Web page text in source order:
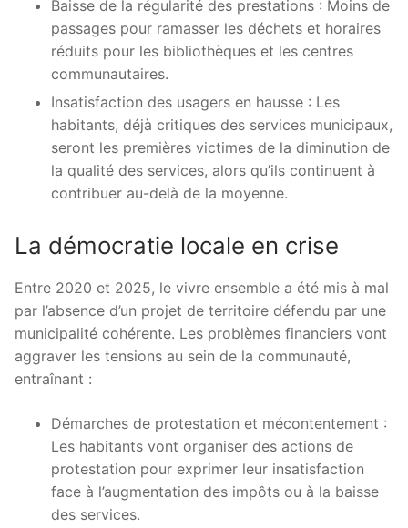
Baisse de la régularité des prestations : Moins de
passages pour ramasser les déchets et horaires
réduits pour les bibliothèques et les centres
communautaires.
Insatisfaction des usagers en hausse : Les
habitants, déjà critiques des services municipaux,
seront les premières victimes de la diminution de
la qualité des services, alors qu’ils continuent à
contribuer au-delà de la moyenne.
La démocratie locale en crise
Entre 2020 et 2025, le vivre ensemble a été mis à mal
par l’absence d’un projet de territoire défendu par une
municipalité cohérente. Les problèmes financiers vont
aggraver les tensions au sein de la communauté,
entraînant :
Démarches de protestation et mécontentement :
Les habitants vont organiser des actions de
protestation pour exprimer leur insatisfaction
face à l’augmentation des impôts ou à la baisse
des services.